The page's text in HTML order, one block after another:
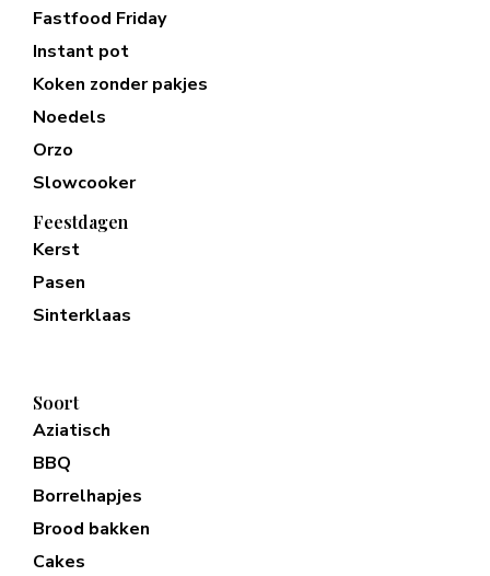
Fastfood Friday
Instant pot
Koken zonder pakjes
Noedels
Orzo
Slowcooker
Feestdagen
Kerst
Pasen
Sinterklaas
Soort
Aziatisch
BBQ
Borrelhapjes
Brood bakken
Cakes